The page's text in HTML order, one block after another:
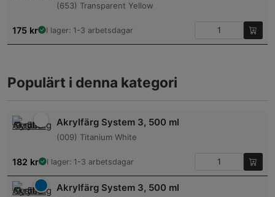
(653) Transparent Yellow
175 kr I lager: 1-3 arbetsdagar
Populärt i denna kategori
Akrylfärg System 3, 500 ml
(009) Titanium White
182 kr I lager: 1-3 arbetsdagar
Akrylfärg System 3, 500 ml